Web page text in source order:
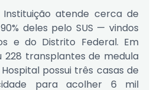
Instituição atende cerca de
deles pelo SUS — vindos
e do Distrito Federal. Em
228 transplantes de medula
possui três casas de
para acolher 6 mil